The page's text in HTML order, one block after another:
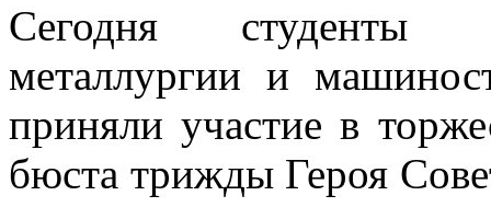
Сегодня студенты
металлургии и
приняли участие в
бюста трижды Героя